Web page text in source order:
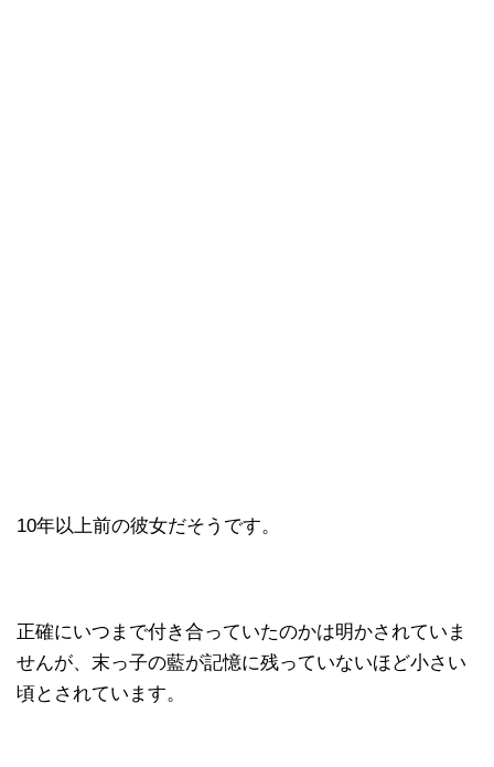
10年以上前の彼女だそうです。
正確にいつまで付き合っていたのかは明かされていま
せんが、末っ子の藍が記憶に残っていないほど小さい
頃とされています。